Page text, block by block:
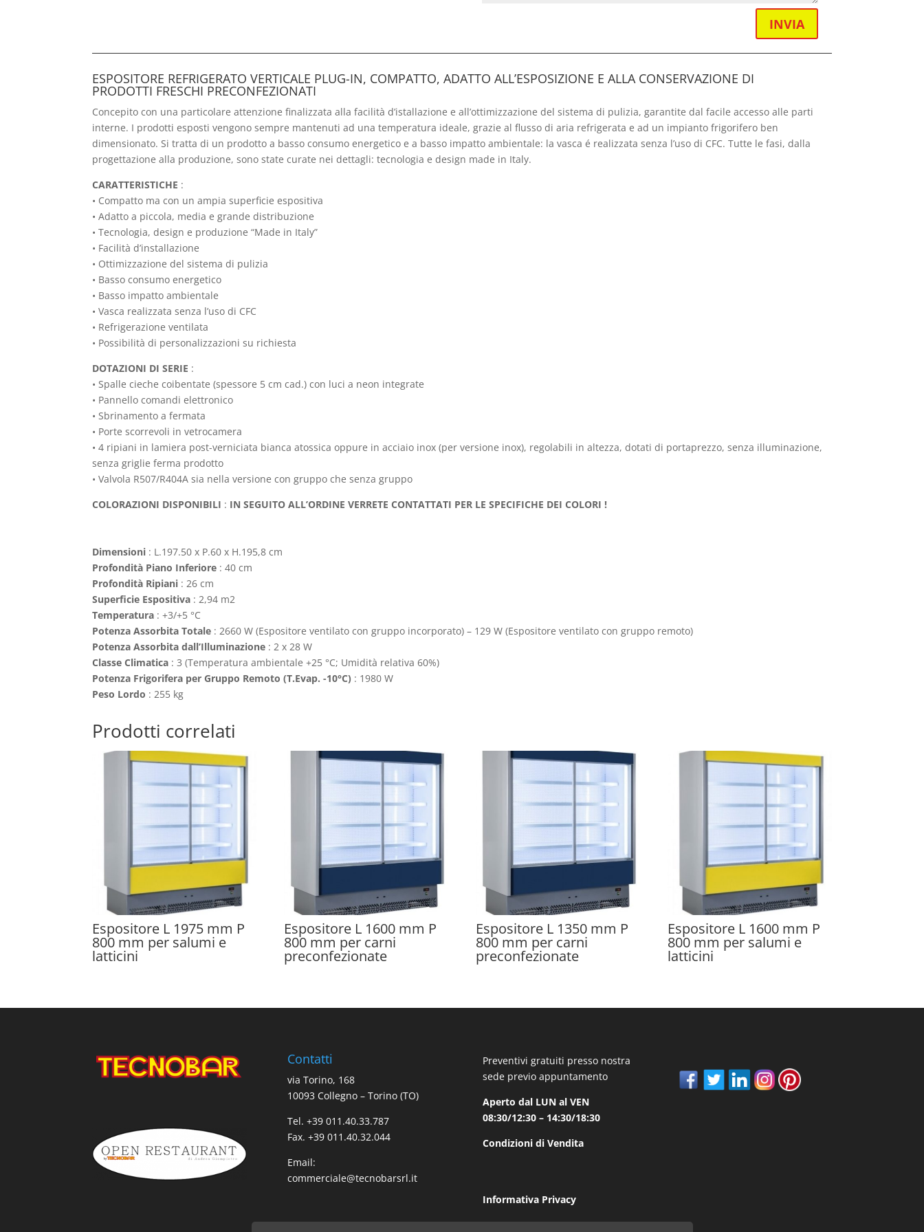
INVIA
ESPOSITORE REFRIGERATO VERTICALE PLUG-IN, COMPATTO, ADATTO ALL’ESPOSIZIONE E ALLA CONSERVAZIONE DI
PRODOTTI FRESCHI PRECONFEZIONATI
Concepito con una particolare attenzione finalizzata alla facilità d’istallazione e all’ottimizzazione del sistema di pulizia, garantite dal facile accesso alle parti
interne. I prodotti esposti vengono sempre mantenuti ad una temperatura ideale, grazie al flusso di aria refrigerata e ad un impianto frigorifero ben
dimensionato. Si tratta di un prodotto a basso consumo energetico e a basso impatto ambientale: la vasca é realizzata senza l’uso di CFC. Tutte le fasi, dalla
progettazione alla produzione, sono state curate nei dettagli: tecnologia e design made in Italy.
CARATTERISTICHE :
• Compatto ma con un ampia superficie espositiva
• Adatto a piccola, media e grande distribuzione
• Tecnologia, design e produzione “Made in Italy”
• Facilità d’installazione
• Ottimizzazione del sistema di pulizia
• Basso consumo energetico
• Basso impatto ambientale
• Vasca realizzata senza l’uso di CFC
• Refrigerazione ventilata
• Possibilità di personalizzazioni su richiesta
DOTAZIONI DI SERIE :
• Spalle cieche coibentate (spessore 5 cm cad.) con luci a neon integrate
• Pannello comandi elettronico
• Sbrinamento a fermata
• Porte scorrevoli in vetrocamera
• 4 ripiani in lamiera post-verniciata bianca atossica oppure in acciaio inox (per versione inox), regolabili in altezza, dotati di portaprezzo, senza illuminazione,
senza griglie ferma prodotto
• Valvola R507/R404A sia nella versione con gruppo che senza gruppo
COLORAZIONI DISPONIBILI : IN SEGUITO ALL’ORDINE VERRETE CONTATTATI PER LE SPECIFICHE DEI COLORI !
Dimensioni : L.197.50 x P.60 x H.195,8 cm
Profondità Piano Inferiore : 40 cm
Profondità Ripiani : 26 cm
Superficie Espositiva : 2,94 m2
Temperatura : +3/+5 °C
Potenza Assorbita Totale : 2660 W (Espositore ventilato con gruppo incorporato) – 129 W (Espositore ventilato con gruppo remoto)
Potenza Assorbita dall’Illuminazione : 2 x 28 W
Classe Climatica : 3 (Temperatura ambientale +25 °C; Umidità relativa 60%)
Potenza Frigorifera per Gruppo Remoto (T.Evap. -10°C) : 1980 W
Peso Lordo : 255 kg
Prodotti correlati
Espositore L 1975 mm P
800 mm per salumi e
latticini
Espositore L 1600 mm P
800 mm per carni
preconfezionate
Espositore L 1350 mm P
800 mm per carni
preconfezionate
Espositore L 1600 mm P
800 mm per salumi e
latticini
Contatti
via Torino, 168
10093 Collegno – Torino (TO)
Tel. +39 011.40.33.787
Fax. +39 011.40.32.044
Email:
commerciale@tecnobarsrl.it
Preventivi gratuiti presso nostra
sede previo appuntamento
Aperto dal LUN al VEN
08:30/12:30 – 14:30/18:30
Condizioni di Vendita
Informativa Privacy